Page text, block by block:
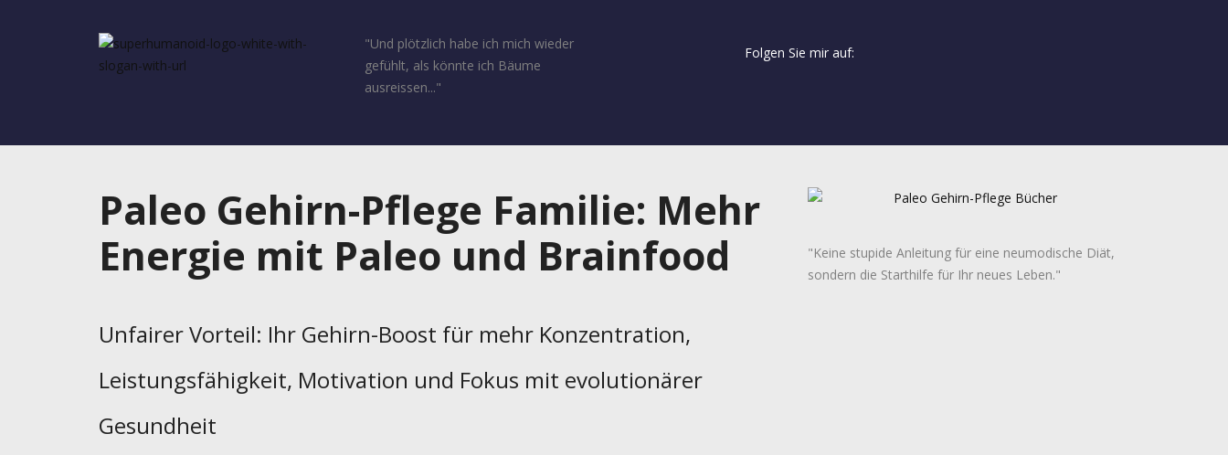
"Und plötzlich habe ich mich wieder
gefühlt, als könnte ich Bäume
ausreissen..."
Folgen Sie mir auf:
Paleo Gehirn-Pflege Familie: Mehr
Energie mit Paleo und Brainfood
Unfairer Vorteil: Ihr Gehirn-Boost für mehr Konzentration,
Leistungsfähigkeit, Motivation und Fokus mit evolutionärer
Gesundheit
"Keine stupide Anleitung für eine neumodische Diät,
sondern die Starthilfe für Ihr neues Leben."